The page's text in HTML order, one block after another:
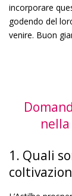
incorporare
godendo del
venire. Buon
1. Quali